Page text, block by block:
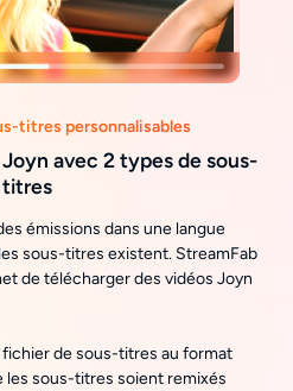
titres personnalisables
avec 2 types de sous-
titres
émissions dans une langue
sous-titres existent. StreamFab
de télécharger des vidéos Joyn
de sous-titres au format
les sous-titres soient remixés